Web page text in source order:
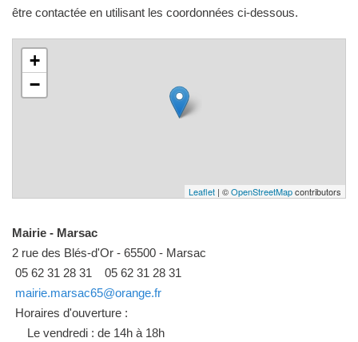
être contactée en utilisant les coordonnées ci-dessous.
+
−
Leaflet | ©OpenStreetMapcontributors
Mairie - Marsac
2 rue des Blés-d'Or - 65500 - Marsac
05 62 31 28 31
05 62 31 28 31
mairie.marsac65@orange.fr
Horaires d'ouverture :
Le vendredi : de 14h à 18h